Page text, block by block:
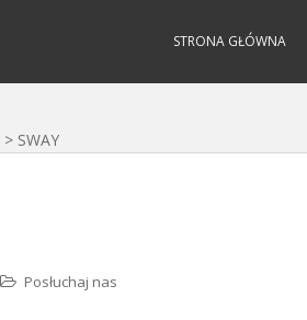
STRONA GŁÓWNA
> SWAY
Posłuchaj nas